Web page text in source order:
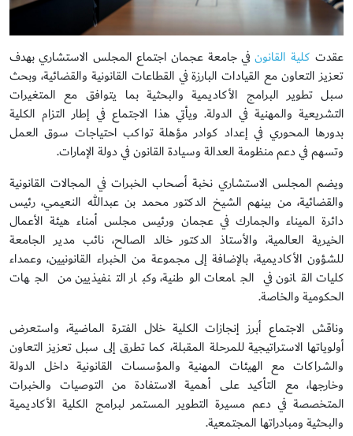
عقدتكلية القانونفي جامعة عجمان اجتماع المجلس الاستشاري بهدف
تعزيز التعاون مع القيادات البارزة في القطاعات القانونية والقضائية، وبحث
سبل تطوير البرامج الأكاديمية والبحثية بما يتوافق مع المتغيرات
التشريعية والمهنية في الدولة. ويأتي هذا الاجتماع في إطار التزام الكلية
بدورها المحوري في إعداد كوادر مؤهلة تواكب احتياجات سوق العمل
وتسهم في دعم منظومة العدالة وسيادة القانون في دولة الإمارات.
ويضم المجلس الاستشاري نخبة أصحاب الخبرات في المجالات القانونية
والقضائية، من بينهم الشيخ الدكتور محمد بن عبدالله النعيمي، رئيس
دائرة الميناء والجمارك في عجمان ورئيس مجلس أمناء هيئة الأعمال
الخيرية العالمية، والأستاذ الدكتور خالد الصالح، نائب مدير الجامعة
للشؤون الأكاديمية، بالإضافة إلى مجموعة من الخبراء القانونيين، وعمداء
كليات القانون في الجامعات الوطنية، وكبار التنفيذيين من الجهات
الحكومية والخاصة.
وناقش الاجتماع أبرز إنجازات الكلية خلال الفترة الماضية، واستعرض
أولوياتها الاستراتيجية للمرحلة المقبلة، كما تطرق إلى سبل تعزيز التعاون
والشراكات مع الهيئات المهنية والمؤسسات القانونية داخل الدولة
وخارجها، مع التأكيد على أهمية الاستفادة من التوصيات والخبرات
المتخصصة في دعم مسيرة التطوير المستمر لبرامج الكلية الأكاديمية
والبحثية ومبادراتها المجتمعية.